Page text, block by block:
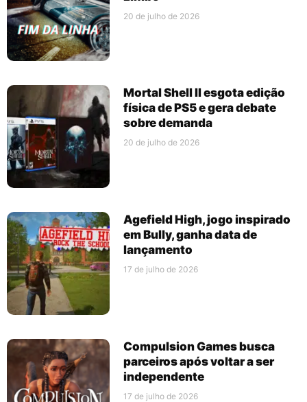
20 de julho de 2026
Mortal Shell II esgota edição
física de PS5 e gera debate
sobre demanda
20 de julho de 2026
Agefield High, jogo inspirado
em Bully, ganha data de
lançamento
17 de julho de 2026
Compulsion Games busca
parceiros após voltar a ser
independente
17 de julho de 2026